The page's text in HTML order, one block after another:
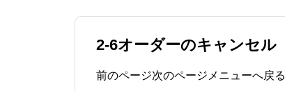
2-6オーダーのキャンセル
前のページ次のページメニューへ戻る